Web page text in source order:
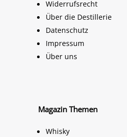
Widerrufsrecht
Über die Destillerie
Datenschutz
Impressum
Über uns
Magazin Themen
Whisky